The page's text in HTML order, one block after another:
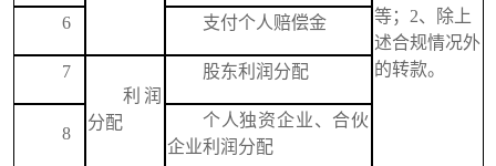
等；2、
除上
述合规情况外
的转款。
6 支付个人赔偿金
7
利润
分配
股东利润分配
8
个人独资企业、 合伙
企业利润分配